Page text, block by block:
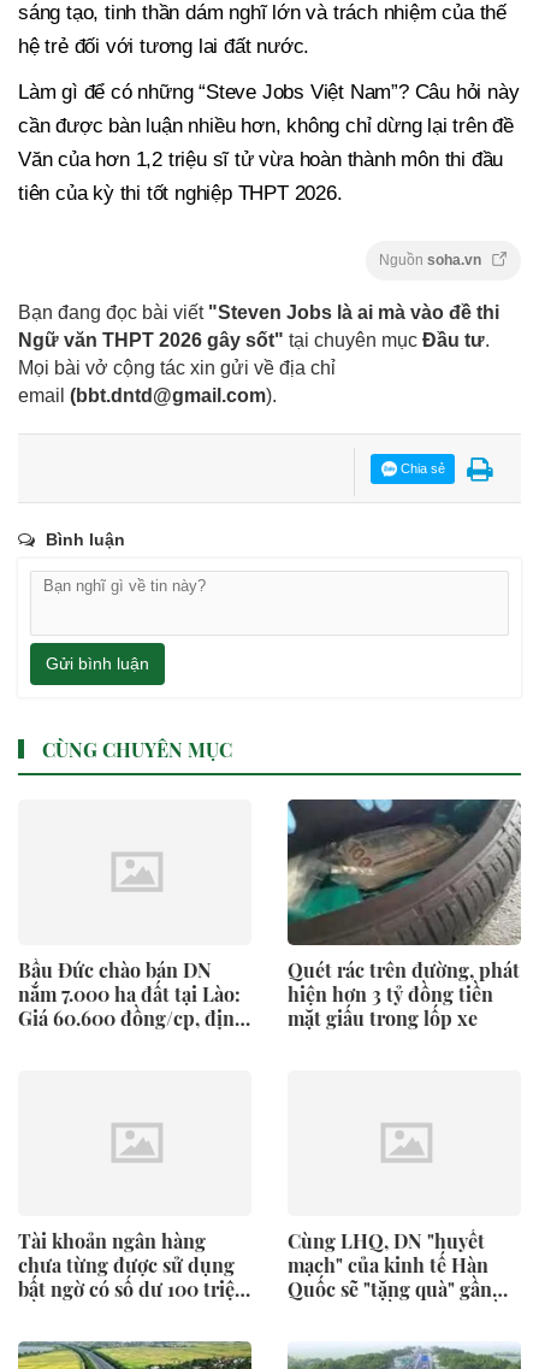
sáng tạo, tinh thần dám nghĩ lớn và trách nhiệm của thế
hệ trẻ đối với tương lai đất nước.
Làm gì để có những “Steve Jobs Việt Nam”? Câu hỏi này
cần được bàn luận nhiều hơn, không chỉ dừng lại trên đề
Văn của hơn 1,2 triệu sĩ tử vừa hoàn thành môn thi đầu
tiên của kỳ thi tốt nghiệp THPT 2026.
Nguồn soha.vn
Bạn đang đọc bài viết "Steven Jobs là ai mà vào đề thi
Ngữ văn THPT 2026 gây sốt" tại chuyên mục Đầu tư.
Mọi bài vở cộng tác xin gửi về địa chỉ
email (bbt.dntd@gmail.com).
Chia sẻ
Bình luận
Gửi bình luận
CÙNG CHUYÊN MỤC
Bầu Đức chào bán DN
nắm 7.000 ha đất tại Lào:
Giá 60.600 đồng/cp, định
Quét rác trên đường, phát
hiện hơn 3 tỷ đồng tiền
mặt giấu trong lốp xe
Tài khoản ngân hàng
chưa từng được sử dụng
bất ngờ có số dư 100 triệu
Cùng LHQ, DN "huyết
mạch" của kinh tế Hàn
Quốc sẽ "tặng quà" gần